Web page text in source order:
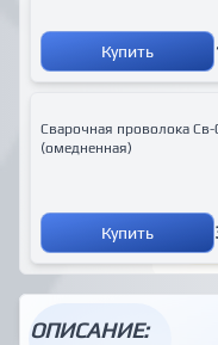
Купить
Сварочная проволока
(омедненная)
Купить
ОПИСАНИЕ: